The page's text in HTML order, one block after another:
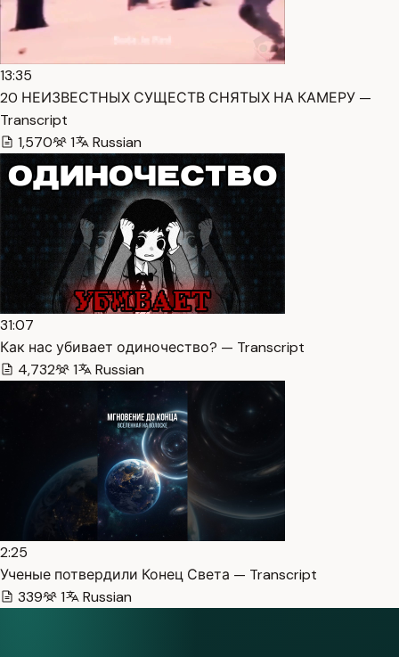
13:35
20 НЕИЗВЕСТНЫХ СУЩЕСТВ СНЯТЫХ НА КАМЕРУ —
Transcript
1,570
1 Russian
31:07
Как нас убивает одиночество? — Transcript
4,732
1 Russian
2:25
Ученые потвердили Конец Света — Transcript
339
1 Russian